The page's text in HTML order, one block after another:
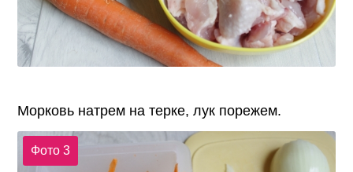
Морковь натрем на терке, лук порежем.
Фото 3